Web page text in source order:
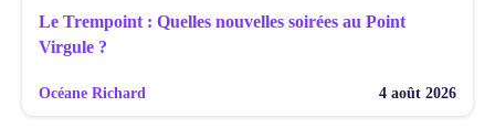
Le Trempoint : Quelles nouvelles soirées au Point
Virgule ?
Océane Richard 4 août 2026